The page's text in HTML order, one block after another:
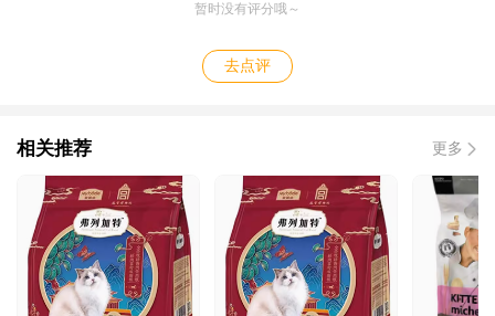
暂时没有评分哦～
去点评
相关推荐 更多